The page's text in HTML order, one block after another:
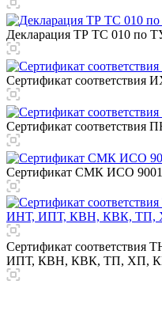
Декларация ТР ТС 010 по
Сертификат
Сертификат соответствия
Сертификат СМК ИСО 9001
Сертификат
ИПТ, КВН, КВК, ТП, ХП,